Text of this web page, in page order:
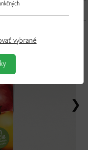
kategórie
vybrané